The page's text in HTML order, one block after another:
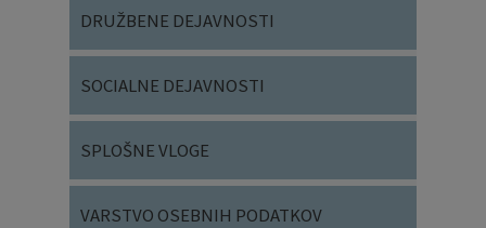
DRUŽBENE DEJAVNOSTI
SOCIALNE DEJAVNOSTI
SPLOŠNE VLOGE
VARSTVO OSEBNIH PODATKOV